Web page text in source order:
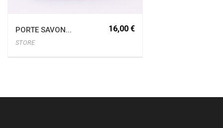
PORTE SAVON...
STORE
16,00 €